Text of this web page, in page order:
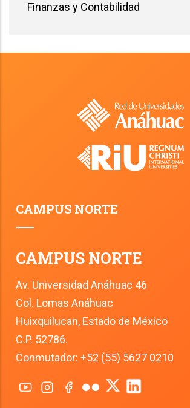
Finanzas y Contabilidad
CAMPUS NORTE
CAMPUS NORTE
Av. Universidad Anáhuac 46
Col. Lomas Anáhuac
Huixquilucan, Estado de México
C.P. 52786.
Conmutador: +52 (55) 5627 0210